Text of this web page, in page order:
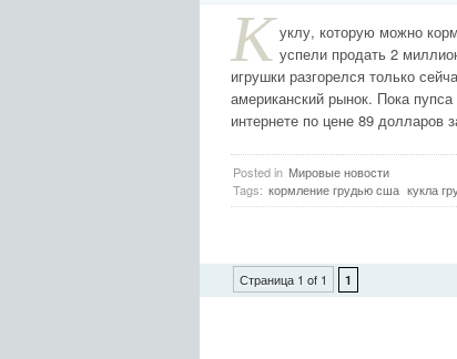
К уклу, которую можно
успели продать 2
игрушки разгорелся только
американский рынок. Пока
интернете по цене 89 долларов
Posted in Мировые новости
Tags: кормление грудью сша кукла
Страница 1 of 1 1